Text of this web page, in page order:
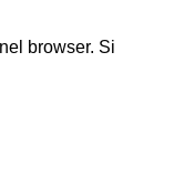
browser. Si